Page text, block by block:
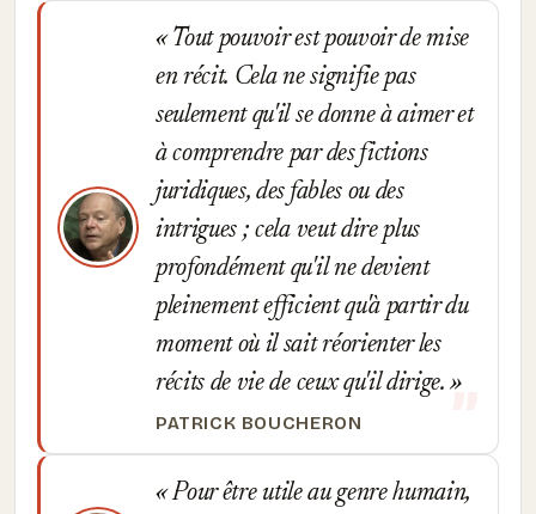
Tout pouvoir est pouvoir de mise
en récit. Cela ne signifie pas
seulement qu'il se donne à aimer et
à comprendre par des fictions
juridiques, des fables ou des
intrigues ; cela veut dire plus
profondément qu'il ne devient
pleinement efficient qu'à partir du
moment où il sait réorienter les
récits de vie de ceux qu'il dirige.
PATRICK BOUCHERON
Pour être utile au genre humain,